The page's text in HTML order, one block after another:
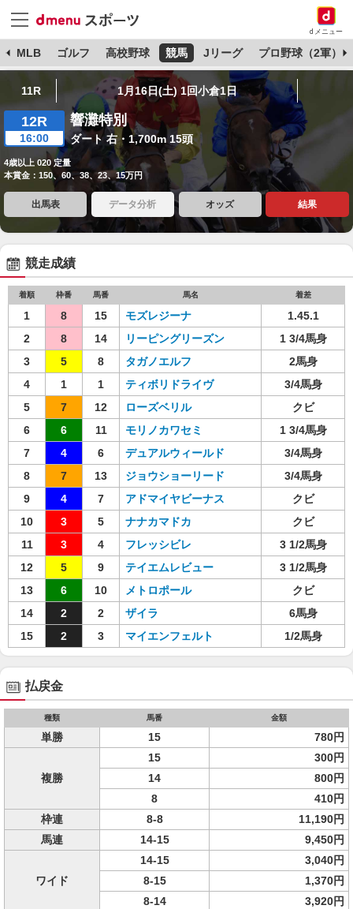
dメニュー
MLB ゴルフ 高校野球 競馬 Jリーグ プロ野球（2軍）
11R 1月16日(土) 1回小倉1日
12R
16:00
響灘特別
ダート 右・1,700m 15頭
4歳以上 020 定量
本賞金：150、60、38、23、15万円
出馬表 データ分析 オッズ 結果
競走成績
着順 枠番 馬番 馬名 着差
1 8 15 モズレジーナ
1.45.1
2
8 14 リーピングリーズン
1 3/4馬身
3
5 8 タガノエルフ
2馬身
4
1 1 ティボリドライヴ
3/4馬身
5
7 12 ローズベリル
クビ
6
6 11 モリノカワセミ
1 3/4馬身
7
4 6 デュアルウィールド
3/4馬身
8
7 13 ジョウショーリード
3/4馬身
9
4 7 アドマイヤビーナス
クビ
10
3 5 ナナカマドカ
クビ
11
3 4 フレッシビレ
3 1/2馬身
12
5 9 テイエムレビュー
3 1/2馬身
13
6 10 メトロポール
クビ
14
2 2 ザイラ
6馬身
15
2 3 マイエンフェルト 1/2馬身
払戻金
種類 馬番 金額
単勝 15 780円
複勝
15
300円
14
800円
8
410円
枠連
8-8
11,190円
馬連
14-15 9,450円
ワイド
14-15
3,040円
8-15
1,370円
8-14
3,920円